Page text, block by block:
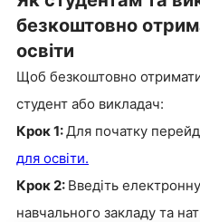
безкоштовно
освіти
Щоб безкоштовно
студент або викладач:
Крок 1:Для початку
для освіти.
Крок 2: Введіть
навчального закладу та